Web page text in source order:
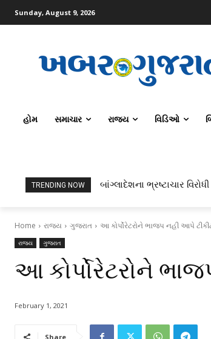
Sunday, August 9, 2026
હોમ સમાચાર રાજ્ય વિડિઓ
TRENDING NOW બાંગ્લાદેશના ભ્રષ્ટાચાર
Home રાજ્ય ગુજરાત આ કોર્પોરેટરોને ભાજપ નહી આપે
રાજ્ય ગુજરાત
આ કોર્પોરેટરોને
February 1, 2021
Share